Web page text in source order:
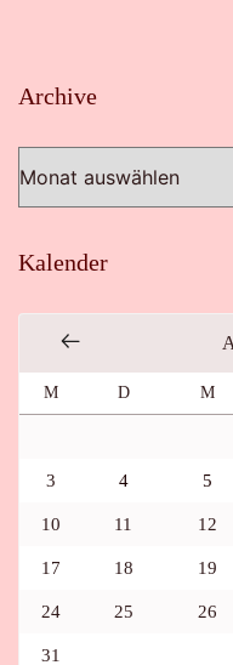
Archive
Kalender
M D M
3 4 5
10 11 12
17 18 19
24 25 26
31